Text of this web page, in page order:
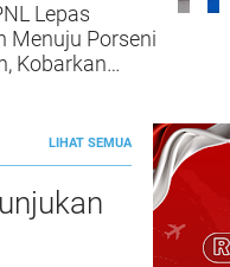
Lepas
Menuju Porseni
Kobarkan
LIHAT SEMUA